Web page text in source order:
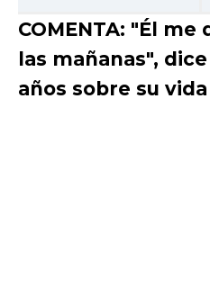
COMENTA: "Él
las mañanas",
años sobre su